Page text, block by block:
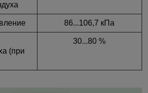
86...106,7 кПа
(при
30...80 %